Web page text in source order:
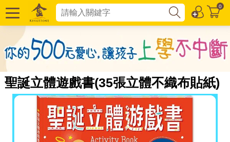
0
聖誕立體遊戲書(35張立體不織布貼紙)